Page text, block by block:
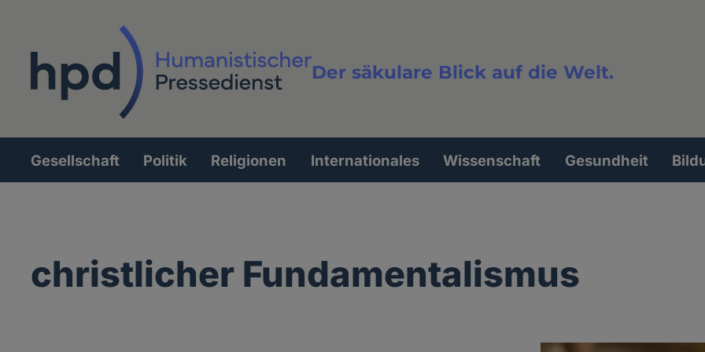
Der säkulare Blick auf die Welt.
Volltextsuche
Hauptnavigation
Gesellschaft Politik Religionen Internationales Wissenschaft Gesundheit
christlicher Fundamentalismus